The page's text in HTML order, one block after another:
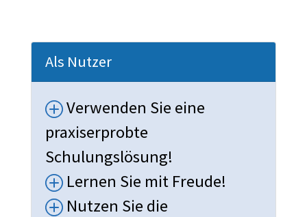
Als Nutzer
Verwenden Sie eine
praxiserprobte
Schulungslösung!
Lernen Sie mit Freude!
Nutzen Sie die